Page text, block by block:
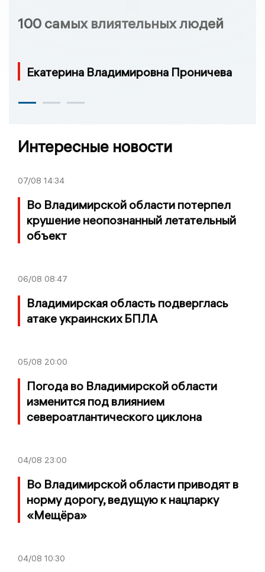
100 самых влиятельных людей
Екатерина Владимировна Проничева
Интересные новости
07/08 14:34
Во Владимирской области потерпел
крушение неопознанный летательный
объект
06/08 08:47
Владимирская область подверглась
атаке украинских БПЛА
05/08 20:00
Погода во Владимирской области
изменится под влиянием
североатлантического циклона
04/08 23:00
Во Владимирской области приводят в
норму дорогу, ведущую к нацпарку
«Мещёра»
04/08 10:30